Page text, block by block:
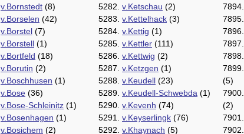
v.Bornstedt (8)
v.Borselen (42)
v.Borstel (7)
v.Borstell (1)
v.Bortfeld (18)
v.Borutin (2)
v.Boschhusen (1)
v.Bose (36)
v.Bose-Schleinitz (1)
v.Bosenhagen (1)
v.Bosichem (2)
5282. v.Ketschau (2)
5283. v.Kettelhack (3)
5284. v.Kettig (1)
5285. v.Kettler (111)
5286. v.Kettwig (2)
5287. v.Ketzgen (1)
5288. v.Keudell (23)
5289. v.Keudell-Schwebda (1)
5290. v.Kevenh (74)
5291. v.Keyserlingk (76)
5292. v.Khaynach (5)
7894.
7895.
7896.
7897.
7898.
7899.
(5)
7900.
(2)
7901.
7902.